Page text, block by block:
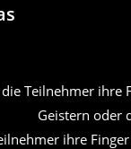
ihre